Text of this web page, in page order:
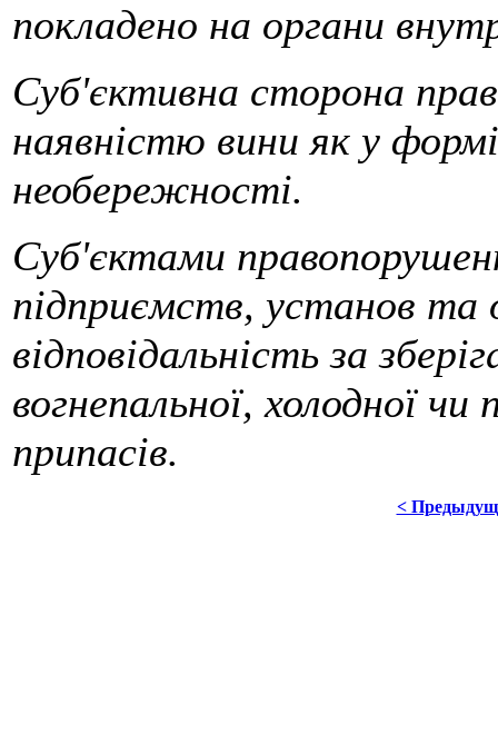
покладено на органи
Суб'єктивна сторона
наявністю вини як у
необережності.
Суб'єктами
підприємств, установ та
відповідальність за
вогнепальної, холодної
припасів.
<